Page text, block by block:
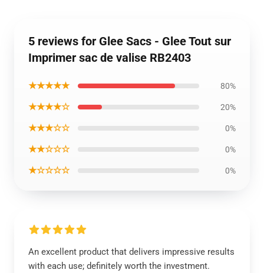
5 reviews for Glee Sacs - Glee Tout sur
Imprimer sac de valise RB2403
★★★★★ 80%
★★★★☆ 20%
★★★☆☆ 0%
★★☆☆☆ 0%
★☆☆☆☆ 0%
An excellent product that delivers impressive results
with each use; definitely worth the investment.